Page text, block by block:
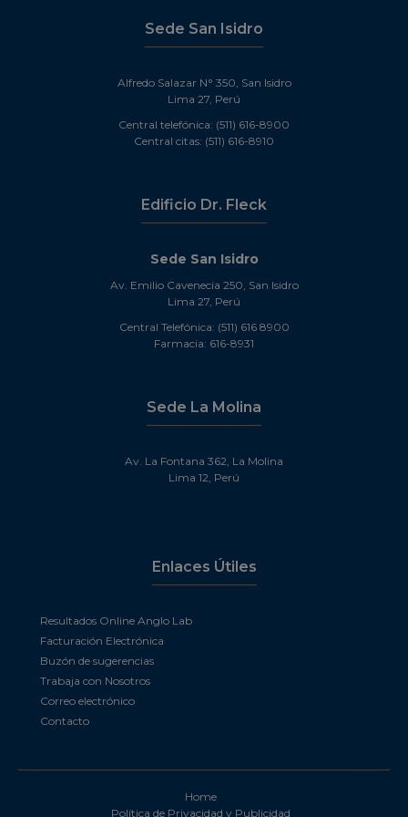
Sede San Isidro
Alfredo Salazar N° 350, San Isidro
Lima 27, Perú
Central telefónica: (511) 616-8900
Central citas: (511) 616-8910
Edificio Dr. Fleck
Sede San Isidro
Av. Emilio Cavenecia 250, San Isidro
Lima 27, Perú
Central Telefónica: (511) 616 8900
Farmacia: 616-8931
Sede La Molina
Av. La Fontana 362, La Molina
Lima 12, Perú
Enlaces Útiles
Resultados Online Anglo Lab
Facturación Electrónica
Buzón de sugerencias
Trabaja con Nosotros
Correo electrónico
Contacto
Home
Política de Privacidad y Publicidad